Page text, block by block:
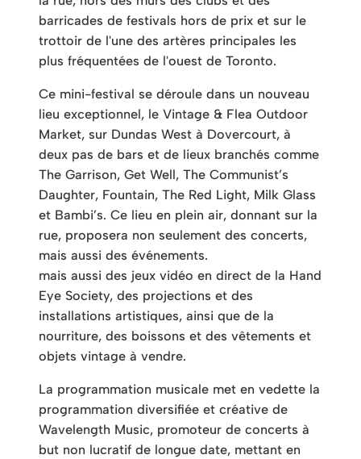
barricades de festivals hors de prix et sur le
trottoir de l'une des artères principales les
plus fréquentées de l'ouest de Toronto.
Ce mini-festival se déroule dans un nouveau
lieu exceptionnel, le Vintage & Flea Outdoor
Market, sur Dundas West à Dovercourt, à
deux pas de bars et de lieux branchés comme
The Garrison, Get Well, The Communist’s
Daughter, Fountain, The Red Light, Milk Glass
et Bambi’s. Ce lieu en plein air, donnant sur la
rue, proposera non seulement des concerts,
mais aussi des événements.
mais aussi des jeux vidéo en direct de la Hand
Eye Society, des projections et des
installations artistiques, ainsi que de la
nourriture, des boissons et des vêtements et
objets vintage à vendre.
La programmation musicale met en vedette la
programmation diversifiée et créative de
Wavelength Music, promoteur de concerts à
but non lucratif de longue date, mettant en